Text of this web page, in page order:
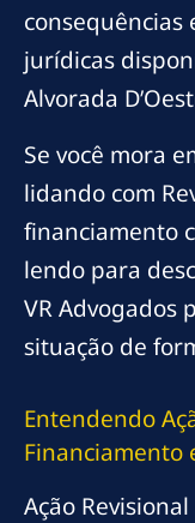
consequências
jurídicas
Alvorada
Se você mora
lidando com
financiamento
lendo para
VR Advogados
situação de
Entendendo
Financiamento
Ação